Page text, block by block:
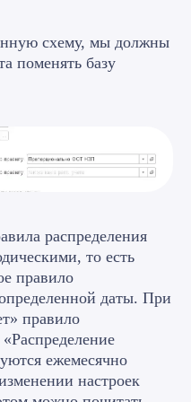
схему, мы должны
поменять базу
распределения
то есть
правило
даты. При
правило
ежемесячно
настроек